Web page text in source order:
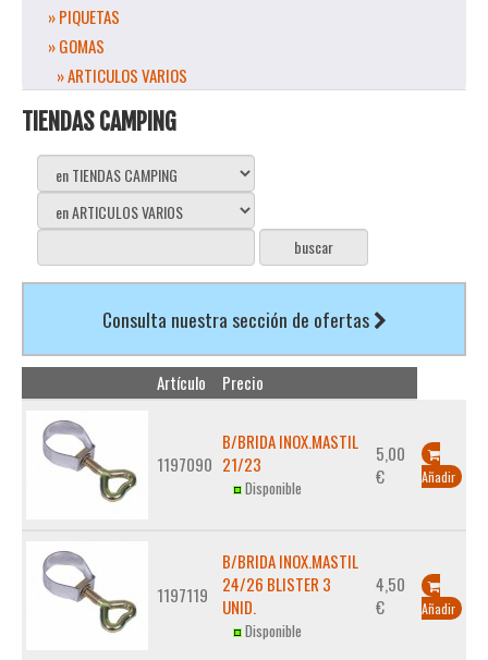
» PIQUETAS
» GOMAS
» ARTICULOS VARIOS
TIENDAS CAMPING
Consulta nuestra sección de ofertas
Artículo Precio
1197090
B/BRIDA INOX.MASTIL
21/23
Disponible
5,00
€
Añadir
1197119
B/BRIDA INOX.MASTIL
24/26 BLISTER 3
UNID.
Disponible
4,50
€
Añadir